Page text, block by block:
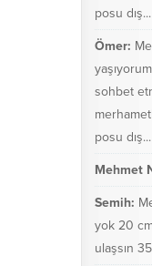
posu dış...
Ömer:
sohbet
posu dış...
Mehmet
Semih:
yok 20
ulaşsın